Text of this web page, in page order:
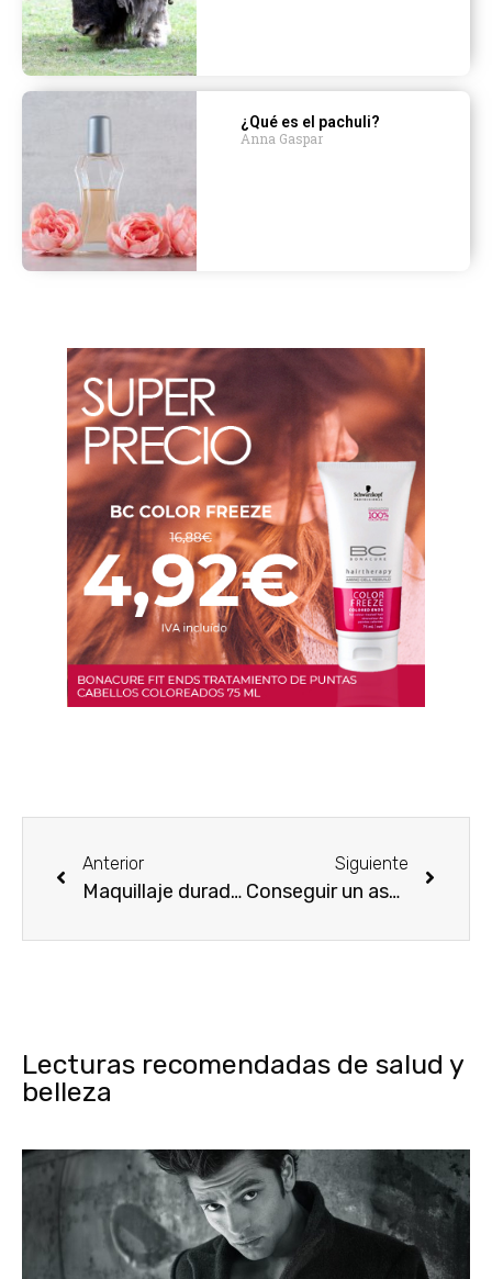
¿Qué es el pachuli?
Anna Gaspar
Anterior
Maquillaje duradero
Siguiente
Conseguir un aspecto radiante
Lecturas recomendadas de salud y
belleza